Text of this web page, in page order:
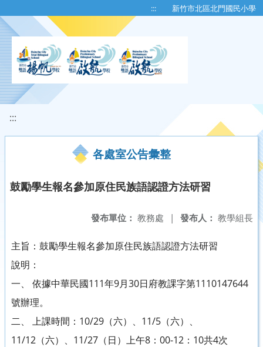
::: 新竹市北區北門國民小學
:::
各處室公告彙整
鼓勵學生報名參加原住民族語認證方法研習
發布人： 教學組長
發布單位： 教務處 |
主旨：鼓勵學生報名參加原住民族語認證方法研習
說明：
一、 依據中華民國111年9月30日府教課字第1110147644
號辦理。
二、 上課時間：10/29（六）、11/5（六）、
11/12（六）、11/27（日）上午8：00-12：10共4次